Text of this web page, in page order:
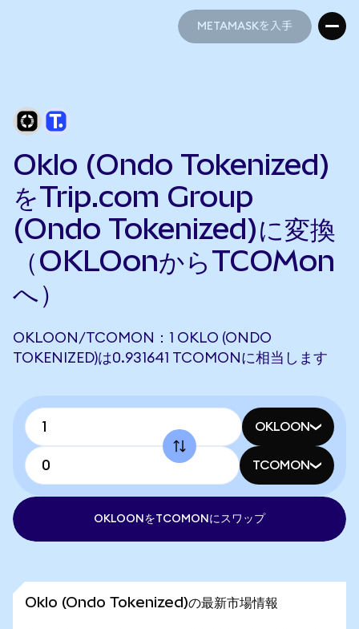
METAMASKを入手
Oklo (Ondo Tokenized)
をTrip.com Group
(Ondo Tokenized)に変換
（OKLOonからTCOMon
へ）
OKLOON/TCOMON：1 OKLO (ONDO
TOKENIZED)は0.931641 TCOMONに相当します
OKLOON
TCOMON
OKLOONをTCOMONにスワップ
Oklo (Ondo Tokenized)の最新市場情報